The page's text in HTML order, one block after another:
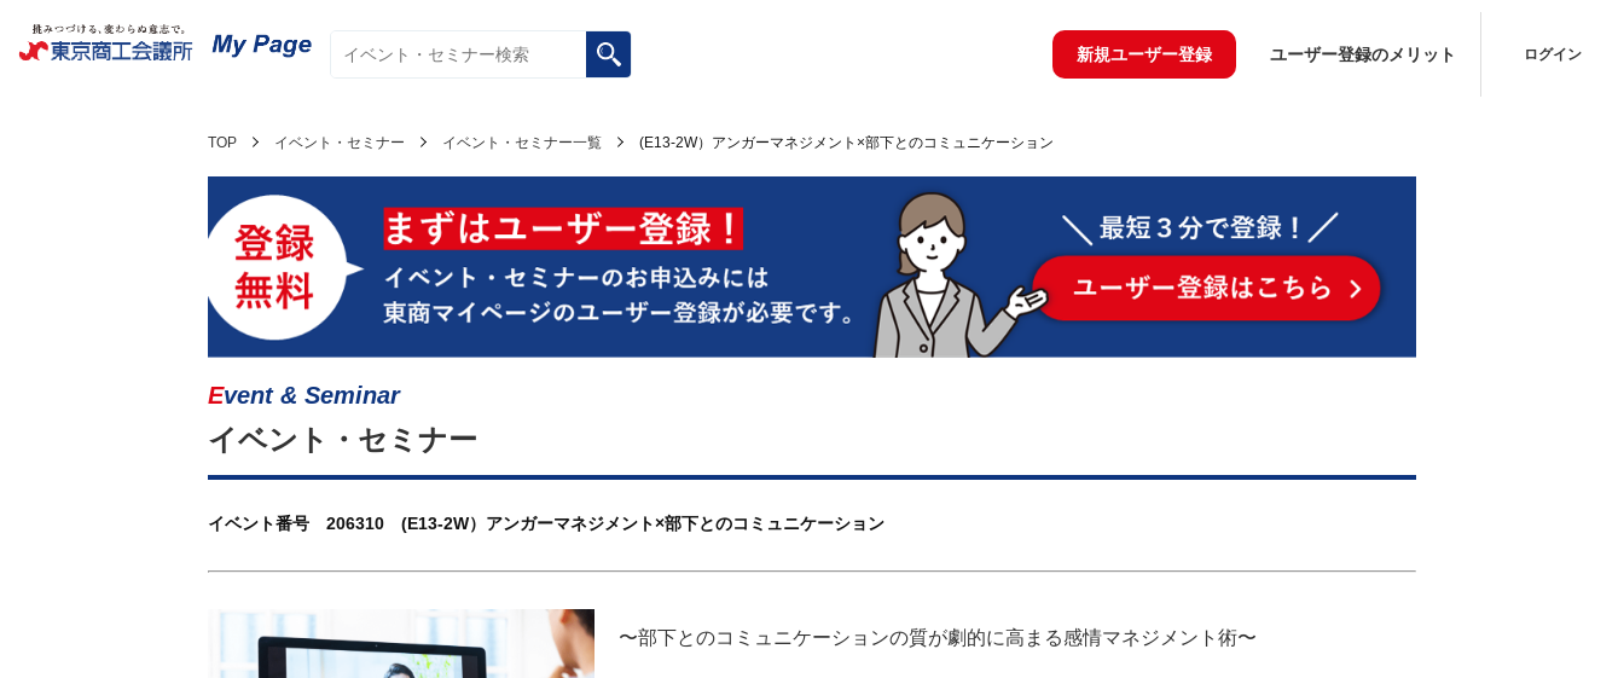
新規ユーザー登録 ユーザー登録のメリット ログイン
TOP イベント・セミナー イベント・セミナー一覧 (E13-2W）アンガーマネジメント×部下とのコミュニケーション
Event & Seminar
イベント・セミナー
イベント番号 206310 (E13-2W）アンガーマネジメント×部下とのコミュニケーション
〜部下とのコミュニケーションの質が劇的に高まる感情マネジメント術〜